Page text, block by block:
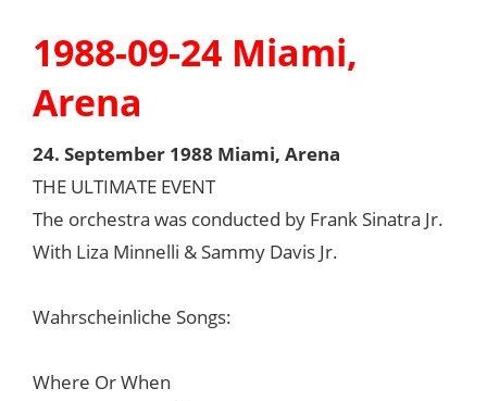
1988-09-24 Miami,
Arena
24. September 1988 Miami, Arena
THE ULTIMATE EVENT
The orchestra was conducted by Frank Sinatra Jr.
With Liza Minnelli & Sammy Davis Jr.
Wahrscheinliche Songs:
Where Or When